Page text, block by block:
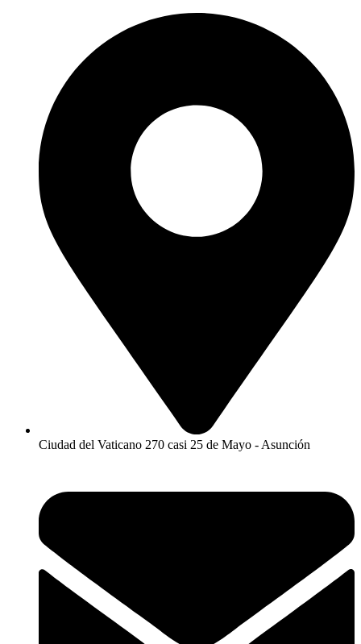
Ciudad del Vaticano 270 casi 25 de Mayo - Asunción